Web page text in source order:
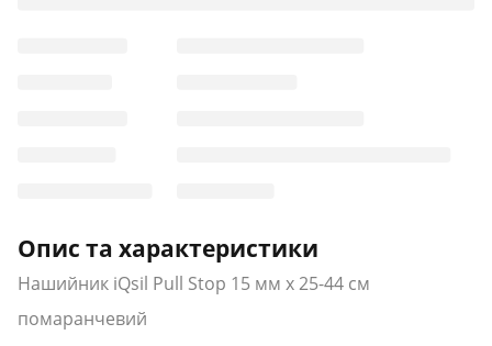
Опис та характеристики
Нашийник iQsil Pull Stop 15 мм x 25-44 см
помаранчевий